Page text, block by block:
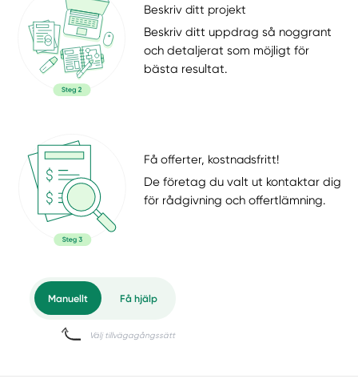
Beskriv ditt projekt
Beskriv ditt uppdrag så noggrant
och detaljerat som möjligt för
bästa resultat.
Få offerter, kostnadsfritt!
De företag du valt ut kontaktar dig
för rådgivning och offertlämning.